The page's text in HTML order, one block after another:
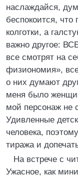
наслаждайся,
беспокоится, что
колготки, а
важно другое:
все смотрят на
физиономия»,
о них думают
меня было
мой персонаж не
Удивленные
человека,
тиража и
На встрече с
Ужасное, как